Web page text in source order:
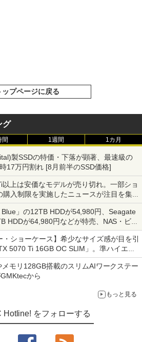
ップページに戻る
グ
間 1週間 1カ月
製SSDの特価・下落が顕著、最速級の
時17万円割れ [8月前半のSSD価格]
上は安価なモデルが売り切れ。一部ショ
入制限を実施したニュースが注目を集め
週のアクセスランキング 26年7月27日～
」の12TB HDDが54,980円、Seagate
HDDが64,980円などが特売、NAS・ビジ
月前半のHDD価格]
・ショーケース】希少なサイズ感が目を引
5070 Ti 16GB OC SLIM」。準ハイエン
さ30cm切り！スリムボディでもパフォ
text by 内田 泰仁
モリ128GB搭載のスリムAIワークステー
から
もっと見る
Hotline! をフォローする